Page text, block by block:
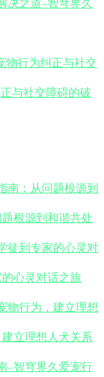
与社交障碍的破
根源到和谐共处
心灵对话之旅
立理想人犬关系